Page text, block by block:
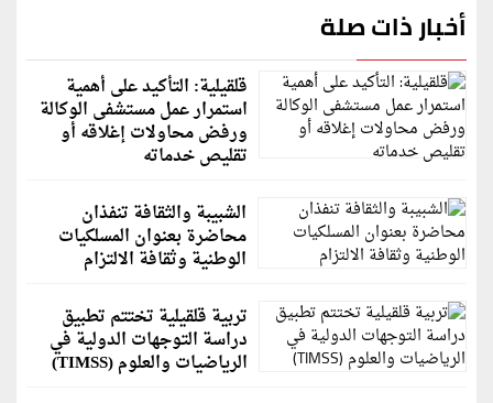
أخبار ذات صلة
قلقيلية: التأكيد على أهمية
استمرار عمل مستشفى الوكالة
ورفض محاولات إغلاقه أو
تقليص خدماته
الشبيبة والثقافة تنفذان
محاضرة بعنوان المسلكيات
الوطنية وثقافة الالتزام
تربية قلقيلية تختتم تطبيق
دراسة التوجهات الدولية في
الرياضيات والعلوم (TIMSS)